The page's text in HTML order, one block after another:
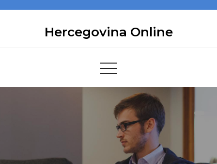
Hercegovina Online